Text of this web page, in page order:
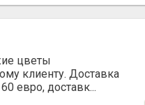
цветы
клиенту. Доставка
евро, доставк...